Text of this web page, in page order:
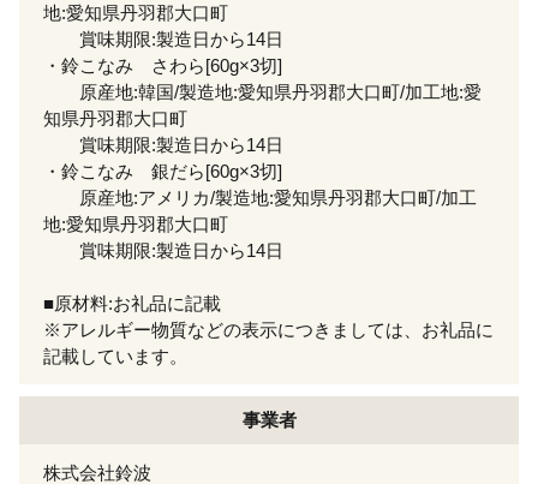
地:愛知県丹羽郡大口町
賞味期限:製造日から14日
・鈴こなみ さわら[60g×3切]
原産地:韓国/製造地:愛知県丹羽郡大口町/加工地:愛
知県丹羽郡大口町
賞味期限:製造日から14日
・鈴こなみ 銀だら[60g×3切]
原産地:アメリカ/製造地:愛知県丹羽郡大口町/加工
地:愛知県丹羽郡大口町
賞味期限:製造日から14日
■原材料:お礼品に記載
※アレルギー物質などの表示につきましては、お礼品に
記載しています。
事業者
株式会社鈴波